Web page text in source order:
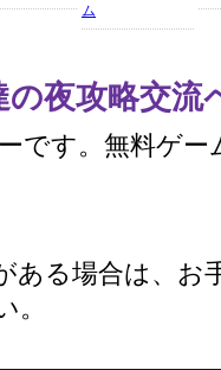
ム
夜攻略交流
です。無料ゲー
ある場合は、お
。